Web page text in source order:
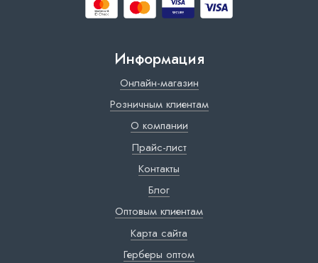
Информация
Онлайн-магазин
Розничным клиентам
О компании
Прайс-лист
Контакты
Блог
Оптовым клиентам
Карта сайта
Герберы оптом